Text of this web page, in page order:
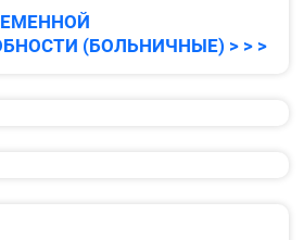
(БОЛЬНИЧНЫЕ) > > >